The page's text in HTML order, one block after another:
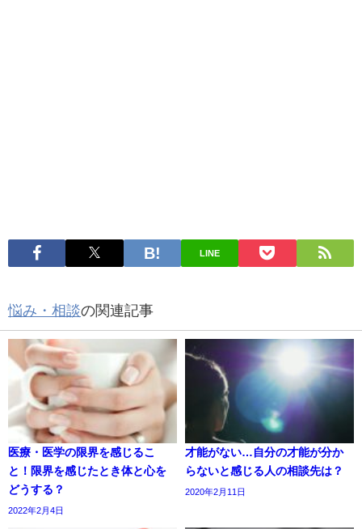
LINE
悩み・相談の関連記事
医療・医学の限界を感じるこ
と！限界を感じたとき体と心を
どうする？
2022年2月4日
才能がない…自分の才能が分か
らないと感じる人の相談先は？
2020年2月11日